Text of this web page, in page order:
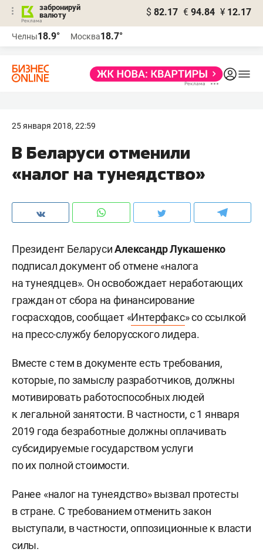
забронируй
валюту
$ 82.17 € 94.84 ¥ 12.17
Челны18.9° Москва18.7°
25 января 2018, 22:59
В Беларуси отменили
«налог на тунеядство»
Президент БеларусиАлександр Лукашенко
подписал документ об отмене «налога
на тунеядцев». Он освобождает неработающих
граждан от сбора на финансирование
госрасходов, сообщает «Интерфакс» со ссылкой
на пресс-службу белорусского лидера.
Вместе с тем в документе есть требования,
которые, по замыслу разработчиков, должны
мотивировать работоспособных людей
к легальной занятости. В частности, с 1 января
2019 года безработные должны оплачивать
субсидируемые государством услуги
по их полной стоимости.
Ранее «налог на тунеядство» вызвал протесты
в стране. С требованием отменить закон
выступали, в частности, оппозиционные к власти
силы.